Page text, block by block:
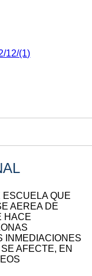
12/(1)
ESCUELA QUE
AEREA DE
HACE
INMEDIACIONES
AFECTE, EN